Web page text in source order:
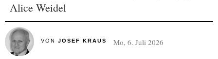
Alice Weidel
VON JOSEF KRAUS Mo, 6. Juli 2026